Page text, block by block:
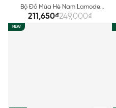
Bộ Đồ Mùa Hè Nam Lamode
Regular Fit LST003AS0
211,650₫249,000₫
NEW